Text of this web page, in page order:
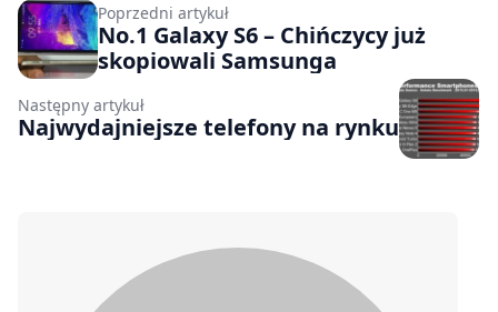
Poprzedni artykuł
No.1 Galaxy S6 – Chińczycy już
skopiowali Samsunga
Następny artykuł
Najwydajniejsze telefony na rynku